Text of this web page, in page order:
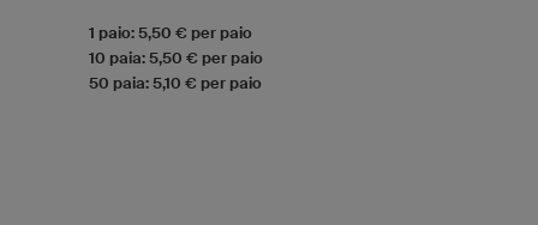
1 paio: 5,50 € per paio
10 paia: 5,50 € per paio
50 paia: 5,10 € per paio